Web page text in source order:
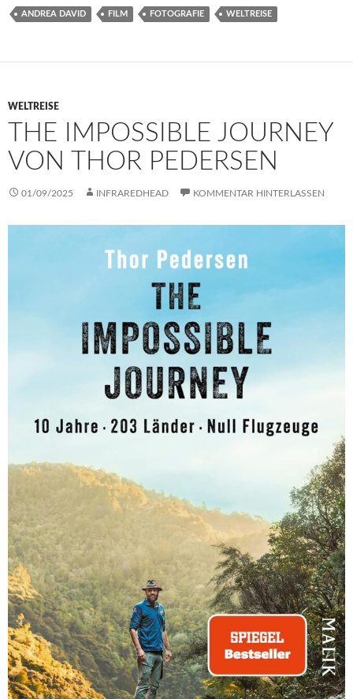
ANDREA DAVID FILM FOTOGRAFIE WELTREISE
WELTREISE
THE IMPOSSIBLE JOURNEY
VON THOR PEDERSEN
01/09/2025 INFRAREDHEAD KOMMENTAR HINTERLASSEN